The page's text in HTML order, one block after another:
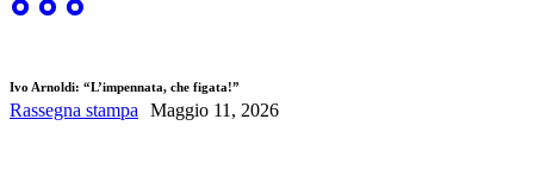
Ivo Arnoldi: “L’impennata, che figata!”
Rassegna stampa Maggio 11, 2026